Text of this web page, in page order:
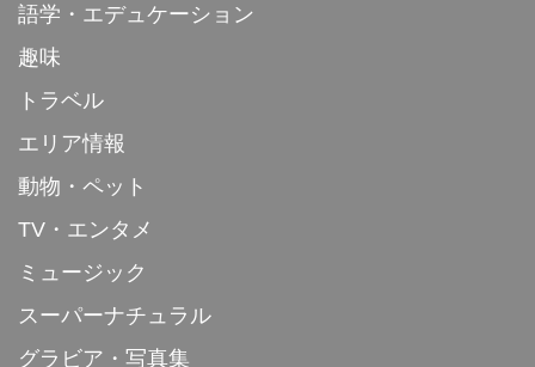
語学・エデュケーション
趣味
トラベル
エリア情報
動物・ペット
TV・エンタメ
ミュージック
スーパーナチュラル
グラビア・写真集